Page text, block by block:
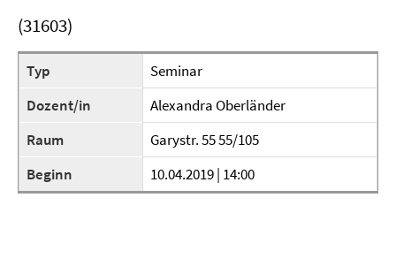
(31603)
Typ
Seminar
Dozent/in
Alexandra Oberländer
Raum
Garystr. 55 55/105
Beginn
10.04.2019 | 14:00